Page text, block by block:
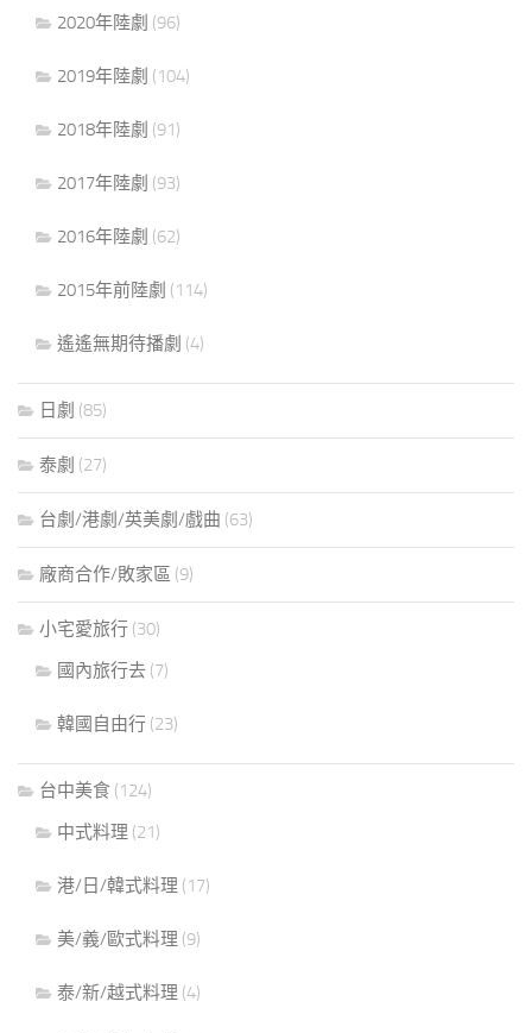
2020年陸劇 (96)
2019年陸劇 (104)
2018年陸劇 (91)
2017年陸劇 (93)
2016年陸劇 (62)
2015年前陸劇 (114)
遙遙無期待播劇 (4)
日劇 (85)
泰劇 (27)
台劇/港劇/英美劇/戲曲 (63)
廠商合作/敗家區 (9)
小宅愛旅行 (30)
國內旅行去 (7)
韓國自由行 (23)
台中美食 (124)
中式料理 (21)
港/日/韓式料理 (17)
美/義/歐式料理 (9)
泰/新/越式料理 (4)